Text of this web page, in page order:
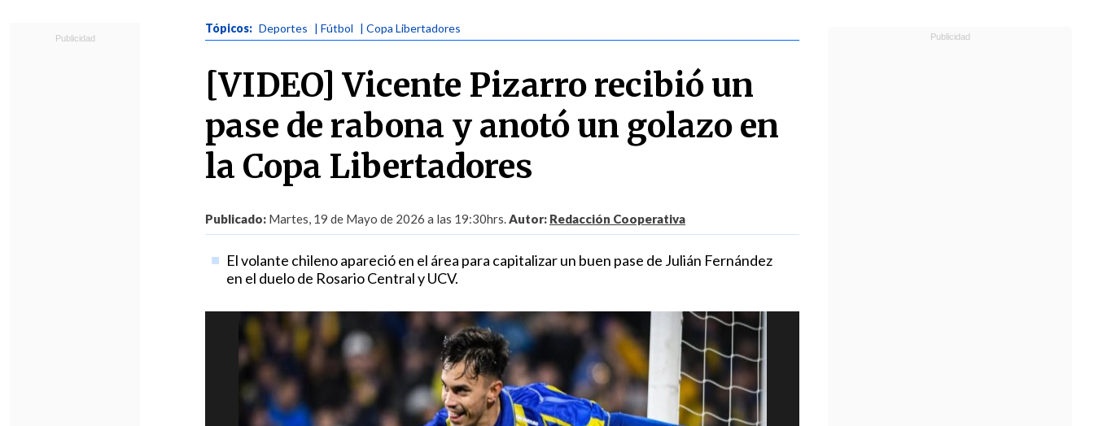
Tópicos: Deportes | Fútbol | Copa Libertadores
[VIDEO] Vicente Pizarro recibió un
pase de rabona y anotó un golazo en
la Copa Libertadores
Publicado: Martes, 19 de Mayo de 2026 a las 19:30hrs.Autor: Redacción Cooperativa
El volante chileno apareció en el área para capitalizar un buen pase de Julián Fernández
en el duelo de Rosario Central y UCV.